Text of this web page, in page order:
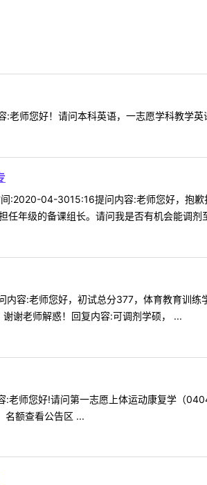
师您好！请问本科英语，一志愿学科教学英
:2020-04-3015:16提问内容:老师您好，抱
任年级的备课组长。请问我是否有机会能调剂
:老师您好，初试总分377，体育教育训练
谢老师解惑！回复内容:可调剂学硕， ...
师您好!请问第一志愿上体运动康复学（
名额查看公告区 ...